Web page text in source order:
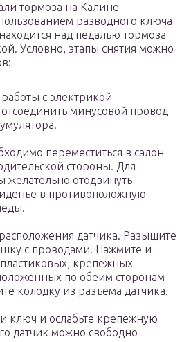
тормоза на Калине
разводного ключа
над педалью тормоза
Условно, этапы снятия можно
с электрикой
минусовой провод
переместиться в салон
стороны. Для
желательно отодвинуть
в противоположную
датчика. Разыщите
с проводами. Нажмите и
крепежных
по обеим сторонам
колодку из разъема датчика.
ключ и ослабьте крепежную
датчик можно свободно